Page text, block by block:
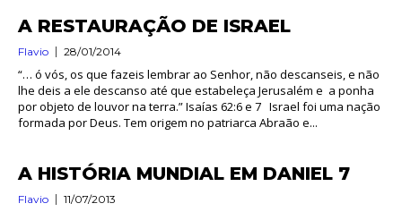
A RESTAURAÇÃO DE ISRAEL
Flavio 28/01/2014
“… ó vós, os que fazeis lembrar ao Senhor, não descanseis, e não
lhe deis a ele descanso até que estabeleça Jerusalém e a ponha
por objeto de louvor na terra.” Isaías 62:6 e 7 Israel foi uma nação
formada por Deus. Tem origem no patriarca Abraão e...
A HISTÓRIA MUNDIAL EM DANIEL 7
Flavio 11/07/2013